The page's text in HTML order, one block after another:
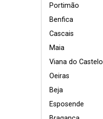
Portimão
Benfica
Cascais
Maia
Viana do Castelo
Oeiras
Beja
Esposende